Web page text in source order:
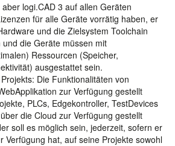
logi.CAD 3 auf allen Geräten
für alle Geräte vorrätig haben, er
und die Zielsystem Toolchain
die Geräte müssen mit
Ressourcen (Speicher,
ausgestattet sein.
Die Funktionalitäten von
zur Verfügung gestellt
PLCs, Edgekontroller, TestDevices
die Cloud zur Verfügung gestellt
soll es möglich sein, jederzeit, sofern er
Verfügung hat, auf seine Projekte sowohl